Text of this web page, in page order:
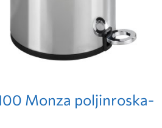
Monza poljinroska-